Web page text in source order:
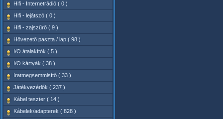
Hifi - Internetrádió ( 0 )
Hifi - lejátszó ( 0 )
Hifi - zajszűrő ( 9 )
Hővezető paszta / lap ( 98 )
I/O átalakítók ( 5 )
I/O kártyák ( 38 )
Iratmegsemmisítő ( 33 )
Játékvezérlők ( 237 )
Kábel teszter ( 14 )
Kábelek/adapterek ( 828 )